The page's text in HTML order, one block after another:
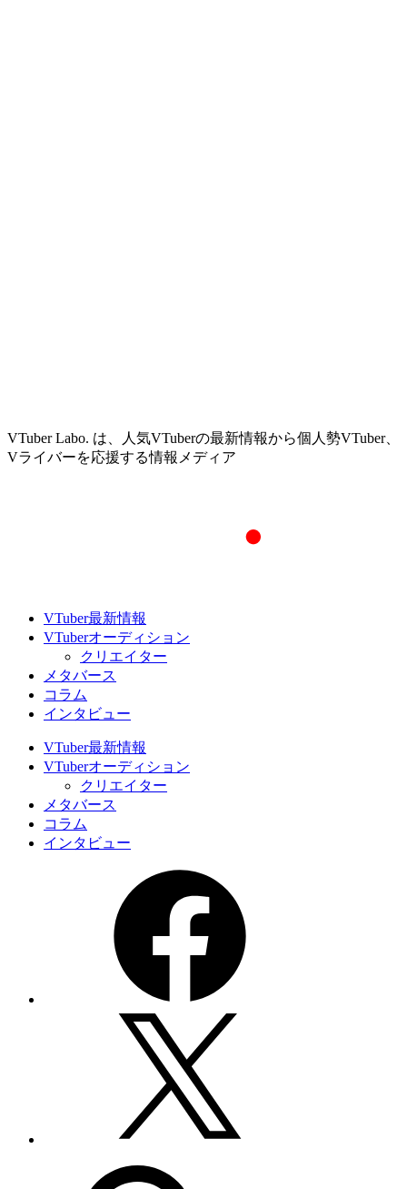
VTuber Labo. は、人気VTuberの最新情報から個人勢VTuber、
Vライバーを応援する情報メディア
VTuber最新情報
VTuberオーディション
クリエイター
メタバース
コラム
インタビュー
VTuber最新情報
VTuberオーディション
クリエイター
メタバース
コラム
インタビュー